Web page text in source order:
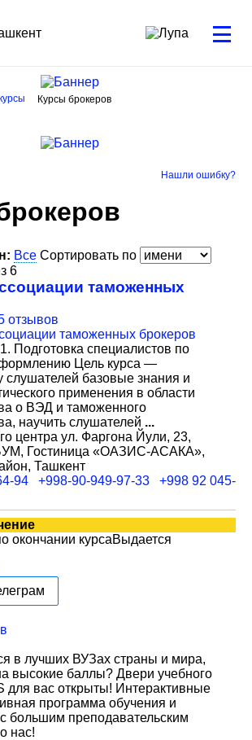
Курсы брокеров
Нашли ошибку?
Все Сортировать по
6
таможенных
отзывов
Подготовка специалистов по
Цель курса —
слушателей базовые знания и
применения в области
о ВЭД и таможенного
научить слушателей ...
ул. Фаргона Йули, 23,
Гостиница «ОАЗИС-АСАКА»,
Ташкент
94
+998-90-949-97-33
+998 92 045-
Выдается
в лучших ВУЗах страны и мира,
высокие баллы? Двери учебного
для вас открыты! Интерактивные
программа обучения и
большим преподавательским
нас!